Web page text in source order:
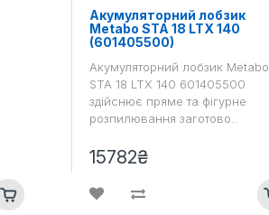
Акумуляторний лобзик
Metabo STA 18 LTX 140
(601405500)
Акумуляторний лобзик Metabo
STA 18 LTX 140 601405500
здійснює пряме та фігурне
розпилювання заготово..
15782₴